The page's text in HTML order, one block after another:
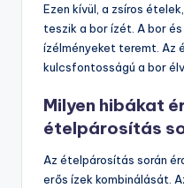
Ezen kívül, a zsíros
teszik a bor ízét. A bor
ízélményeket teremt. Az
kulcsfontosságú a bor
Milyen hibákat
ételpárosítás
Az ételpárosítás során
erős ízek kombinálását.